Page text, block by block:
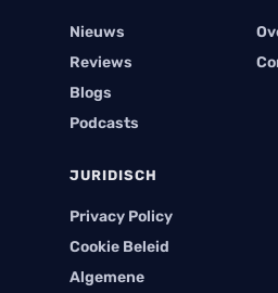
Nieuws
Reviews
Blogs
Podcasts
JURIDISCH
Privacy Policy
Cookie Beleid
Algemene